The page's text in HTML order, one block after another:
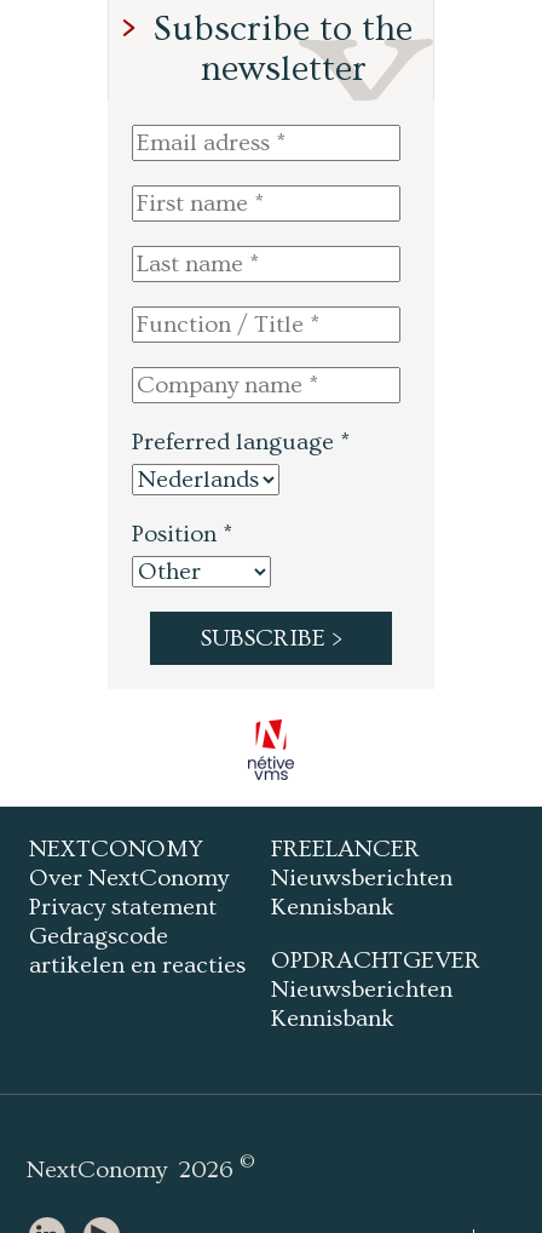
Subscribe to the
newsletter
Preferred language *
Position *
NEXTCONOMY
Over NextConomy
Privacy statement
Gedragscode
artikelen en reacties
FREELANCER
Nieuwsberichten
Kennisbank
OPDRACHTGEVER
Nieuwsberichten
Kennisbank
NextConomy 2026©